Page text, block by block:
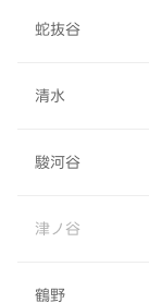
蛇抜谷
清水
駿河谷
津ノ谷
鶴野